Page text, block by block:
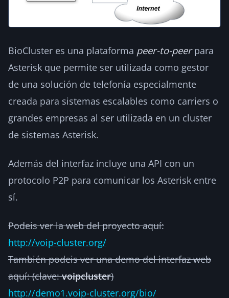
BioCluster es una plataforma peer-to-peerpara
Asterisk que permite ser utilizada como gestor
de una solución de telefonía especialmente
creada para sistemas escalables como carriers o
grandes empresas al ser utilizada en un cluster
de sistemas Asterisk.
Además del interfaz incluye una API con un
protocolo P2P para comunicar los Asterisk entre
sí.
Podeis ver la web del proyecto aquí:
http://voip-cluster.org/
También podeis ver una demo del interfaz web
aquí: (clave:voipcluster)
http://demo1.voip-cluster.org/bio/